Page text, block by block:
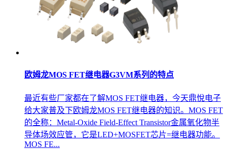
欧姆龙MOS FET继电器G3VM系列的特点
最近有些厂家都在了解MOS FET继电器，今天鼎悅电子
给大家普及下欧姆龙MOS FET继电器的知识。MOS FET
的全称：Metal-Oxide Field-Effect Transistor金属氧化物半
导体场效应管，它是LED+MOSFET芯片=继电器功能。
MOS FE...